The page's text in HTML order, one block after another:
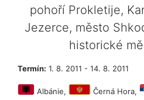
pohoří Prokletije,
Jezerce, město
historické
Termín: 1. 8. 2011 - 14. 8. 2011
Albánie, Černá Hora,